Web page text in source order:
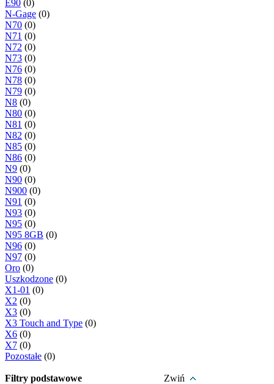
E90 (0)
N-Gage (0)
N70 (0)
N71 (0)
N72 (0)
N73 (0)
N76 (0)
N78 (0)
N79 (0)
N8 (0)
N80 (0)
N81 (0)
N82 (0)
N85 (0)
N86 (0)
N9 (0)
N90 (0)
N900 (0)
N91 (0)
N93 (0)
N95 (0)
N95 8GB (0)
N96 (0)
N97 (0)
Oro (0)
Uszkodzone (0)
X1-01 (0)
X2 (0)
X3 (0)
X3 Touch and Type (0)
X6 (0)
X7 (0)
Pozostałe (0)
Filtry podstawowe Zwiń